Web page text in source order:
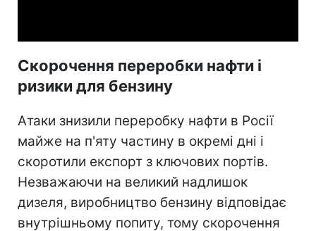
Скорочення переробки нафти і
ризики для бензину
Атаки знизили переробку нафти в Росії
майже на п'яту частину в окремі дні і
скоротили експорт з ключових портів.
Незважаючи на великий надлишок
дизеля, виробництво бензину відповідає
внутрішньому попиту, тому скорочення